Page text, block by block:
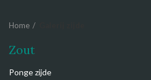
Home
Zout
Ponge zijde